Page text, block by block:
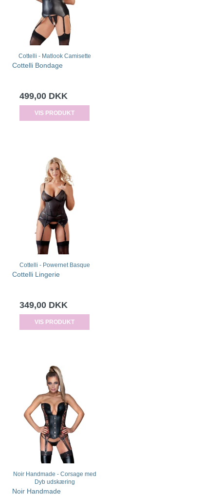
Cottelli - Matlook Camisette
Cottelli Bondage
499,00 DKK
VIS PRODUKT
Cottelli - Powernet Basque
Cottelli Lingerie
349,00 DKK
VIS PRODUKT
Noir Handmade - Corsage med
Dyb udskæring
Noir Handmade